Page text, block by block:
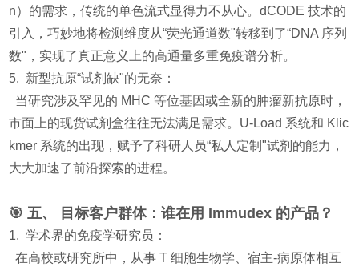
n）的需求，传统的单色流式显得力不从心。dCODE 技术的
引入，巧妙地将检测维度从“荧光通道数"转移到了“DNA 序列
数"，实现了真正意义上的高通量多重免疫谱分析。
5. 新型抗原“试剂缺"的无奈：
当研究涉及罕见的 MHC 等位基因或全新的肿瘤新抗原时，
市面上的现货试剂盒往往无法满足需求。U-Load 系统和 Klic
kmer 系统的出现，赋予了科研人员“私人定制"试剂的能力，
大大加速了前沿探索的进程。
🎯 五、 目标客户群体：谁在用 Immudex 的产品？
1. 学术界的免疫学研究员：
在高校或研究所中，从事 T 细胞生物学、宿主-病原体相互